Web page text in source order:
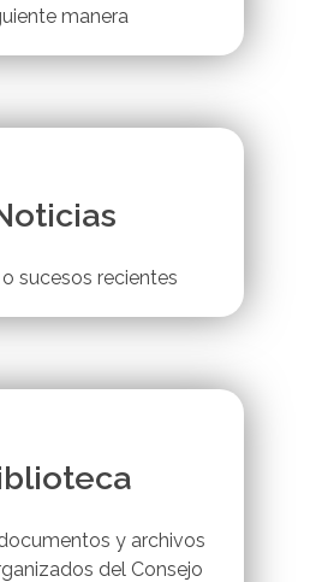
manera
sucesos recientes
y archivos
del Consejo